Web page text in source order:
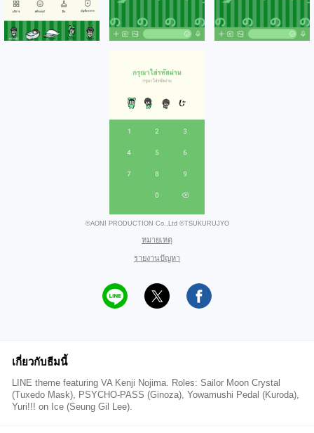
©AONI PRODUCTION Co.,Ltd ©TSUKURUJYO
หมายเหตุ
รายงานปัญหา
เกี่ยวกับธีมนี้
LINE theme featuring VA Kenji Nojima. Roles: Sailor Moon Crystal
(Tuxedo Mask), PSYCHO-PASS (Ginoza), Yowamushi Pedal (Kuroda),
Yuri!!! on Ice (Seung Gil Lee).